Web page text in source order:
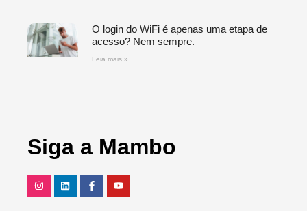
O login do WiFi é apenas uma etapa de
acesso? Nem sempre.
Leia mais »
Siga a Mambo